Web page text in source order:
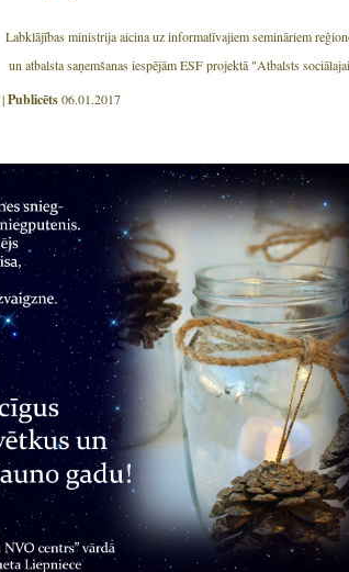
Labklājības ministrija aicina uz informatīvajiem semināriem
un atbalsta saņemšanas iespējām ESF projektā "Atbalsts
Publicēts06.01.2017